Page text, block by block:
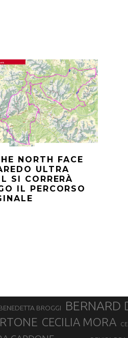
NORTH FACE
ULTRA
SI CORRERÀ
IL PERCORSO
BROGGI BERNARD
CECILIA MORA